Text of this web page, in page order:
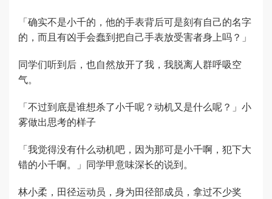
「确实不是小千的，他的手表背后可是刻有自己的名字
的，而且有凶手会蠢到把自己手表放受害者身上吗？」
同学们听到后，也自然放开了我，我脱离人群呼吸空
气。
「不过到底是谁想杀了小千呢？动机又是什么呢？」小
雾做出思考的样子
「我觉得没有什么动机吧，因为那可是小千啊，犯下大
错的小千啊。」同学甲意味深长的说到。
林小柔，田径运动员，身为田径部成员，拿过不少奖